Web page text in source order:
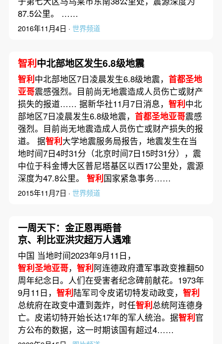
87.5公里。 ……
2016年11月4日 · 世界频道
智利中北部地区发生6.8级地震
智利中北部地区7日凌晨发生6.8级地震， 首都圣地
亚哥震感强烈。目前尚无地震造成人员伤亡或财产
损失的报道…… 据新华社11月7日消息， 智利中北
部地区7日凌晨发生6.8级地震， 首都圣地亚哥震感
强烈。目前尚无地震造成人员伤亡或财产损失的报
道。 据智利大学地震服务局报告，地震发生在当
地时间7日4时31分（北京时间7日15时31分），震
中位于科金博大区普尼塔基区以西17公里处，震源
深度为47.8公里。 智利国家紧急事务……
2015年11月7日 · 世界频道
一周天下：金正恩再晤普
京、利比亚洪灾超万人遇难
中国 当地时间2023年9月11日，
智利圣地亚哥， 智利阿连德政府遭军事政变推翻50
周年纪念日。人们在受害者纪念碑前献花。1973年
9月11日， 智利陆军司令皮诺切特发动政变， 智利
总统府在政变中遭到轰炸，时任智利总统阿连德身
亡。皮诺切特开始长达17年的军人统治。据智利官
方公布的数据，这一时期该国有超过4……